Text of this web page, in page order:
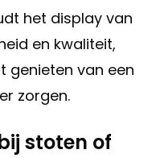
het display van
en kwaliteit,
genieten van een
zorgen.
stoten of